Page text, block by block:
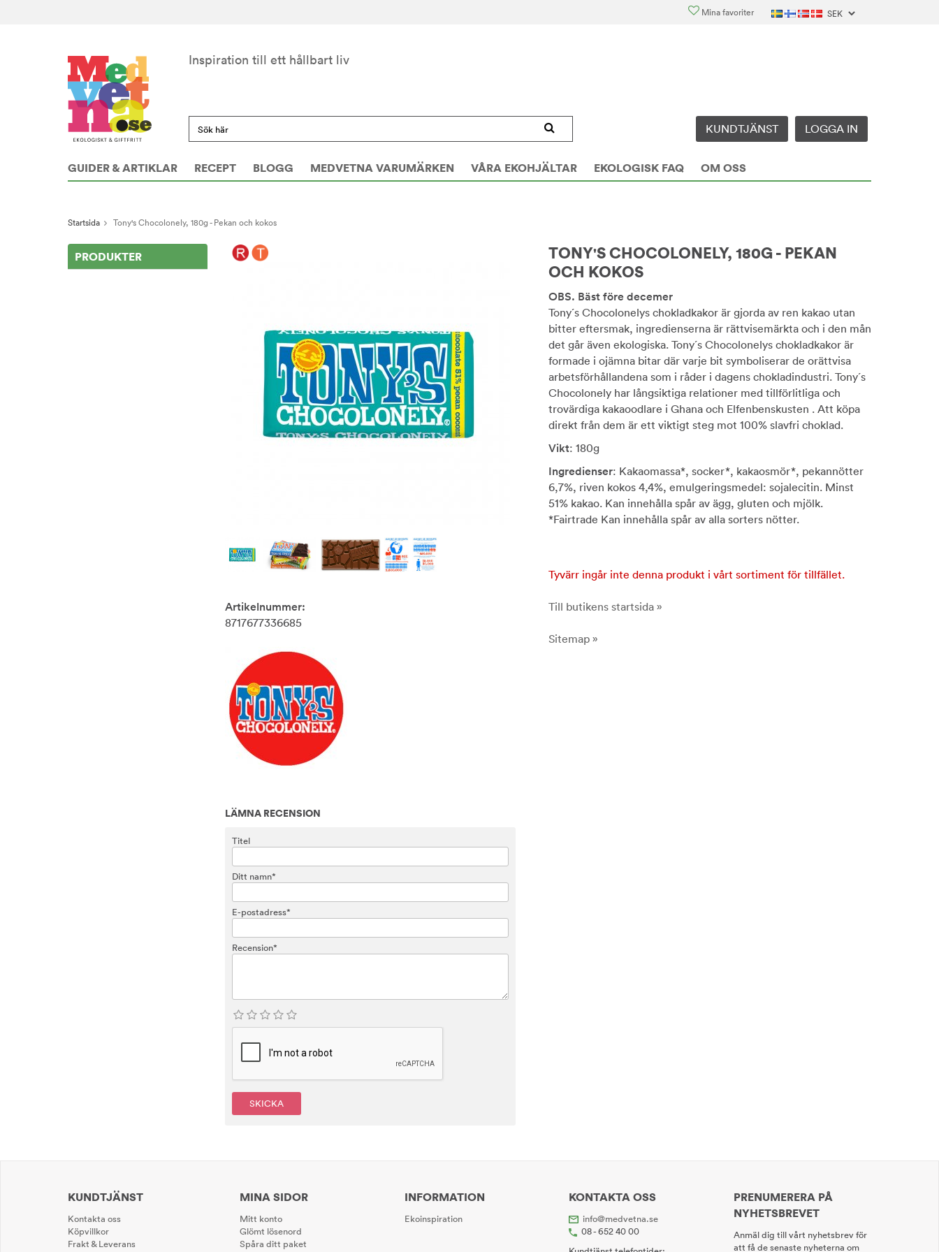
Mina favoriter
Inspiration till ett hållbart liv
KUNDTJÄNST LOGGA IN
GUIDER & ARTIKLAR RECEPT BLOGG MEDVETNA VARUMÄRKEN VÅRA EKOHJÄLTAR EKOLOGISK FAQ OM OSS
Startsida Tony's Chocolonely, 180g - Pekan och kokos
PRODUKTER
TONY'S CHOCOLONELY, 180G - PEKAN
OCH KOKOS
OBS. Bäst före decemer
Tony´s Chocolonelys chokladkakor är gjorda av ren kakao utan
bitter eftersmak, ingredienserna är rättvisemärkta och i den mån
det går även ekologiska. Tony´s Chocolonelys chokladkakor är
formade i ojämna bitar där varje bit symboliserar de orättvisa
arbetsförhållandena som i råder i dagens chokladindustri. Tony´s
Chocolonely har långsiktiga relationer med tillförlitliga och
trovärdiga kakaoodlare i Ghana och Elfenbenskusten . Att köpa
direkt från dem är ett viktigt steg mot 100% slavfri choklad.
Vikt: 180g
Ingredienser: Kakaomassa*, socker*, kakaosmör*, pekannötter
6,7%, riven kokos 4,4%, emulgeringsmedel: sojalecitin. Minst
51% kakao. Kan innehålla spår av ägg, gluten och mjölk.
*Fairtrade Kan innehålla spår av alla sorters nötter.
Tyvärr ingår inte denna produkt i vårt sortiment för tillfället.
Till butikens startsida »
Sitemap »
Artikelnummer:
8717677336685
LÄMNA RECENSION
Titel
Ditt namn*
E-postadress*
Recension*
SKICKA
KUNDTJÄNST
Kontakta oss
Köpvillkor
Frakt & Leverans
MINA SIDOR
Mitt konto
Glömt lösenord
Spåra ditt paket
INFORMATION
Ekoinspiration
KONTAKTA OSS
info@medvetna.se
08 - 652 40 00
PRENUMERERA PÅ
NYHETSBREVET
Anmäl dig till vårt nyhetsbrev för
att få de senaste nyheterna om